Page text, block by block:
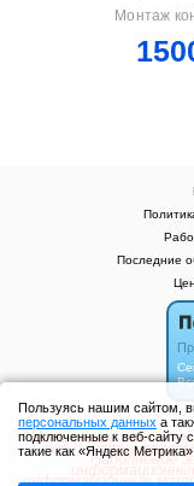
Пользуясь нашим сайтом,
персональных данных а
подключенные к веб-сайту
такие как «Яндекс
Монтаж
Последние